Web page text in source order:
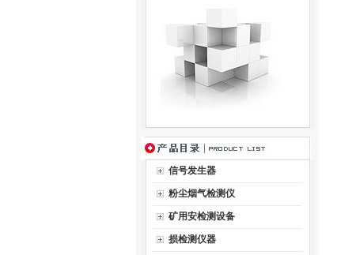
信号发生器
粉尘烟气检测仪
矿用安检测设备
损检测仪器